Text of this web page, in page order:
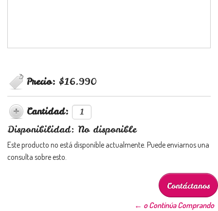
Precio: $16.990
Cantidad:
Disponibilidad: No disponible
Este producto no está disponible actualmente. Puede enviarnos una
consulta sobre esto.
Contáctanos
← o Continúa Comprando